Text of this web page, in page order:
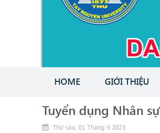
HOME GIỚI THIỆU
Tuyển dụng Nhân
Thứ sáu, 01 Tháng 9 2023